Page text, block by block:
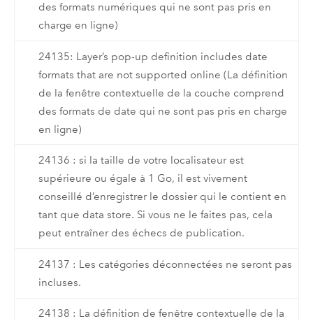
des formats numériques qui ne sont pas pris en
charge en ligne)
24135: Layer’s pop-up definition includes date
formats that are not supported online (La définition
de la fenêtre contextuelle de la couche comprend
des formats de date qui ne sont pas pris en charge
en ligne)
24136 : si la taille de votre localisateur est
supérieure ou égale à 1 Go, il est vivement
conseillé d’enregistrer le dossier qui le contient en
tant que data store. Si vous ne le faites pas, cela
peut entraîner des échecs de publication.
24137 : Les catégories déconnectées ne seront pas
incluses.
24138 : La définition de fenêtre contextuelle de la